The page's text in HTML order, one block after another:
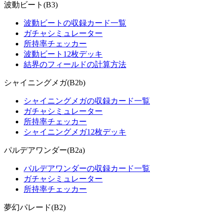
波動ビート(B3)
波動ビートの収録カード一覧
ガチャシミュレーター
所持率チェッカー
波動ビート12枚デッキ
結界のフィールドの計算方法
シャイニングメガ(B2b)
シャイニングメガの収録カード一覧
ガチャシミュレーター
所持率チェッカー
シャイニングメガ12枚デッキ
パルデアワンダー(B2a)
パルデアワンダーの収録カード一覧
ガチャシミュレーター
所持率チェッカー
夢幻パレード(B2)